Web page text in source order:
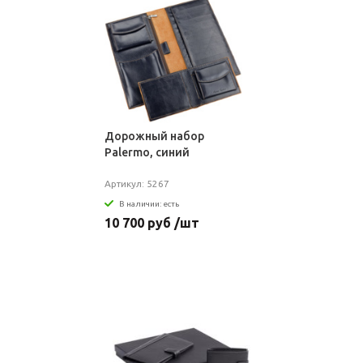
Дорожный набор
Palermo, синий
Артикул: 5267
В наличии: есть
10 700 руб /шт